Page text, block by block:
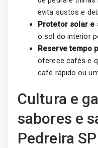
evita sustos e
Protetor solar e
o sol do interior
Reserve tempo
oferece cafés e
café rápido ou
Cultura e
sabores e
Pedreira SP